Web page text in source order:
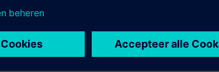
: 11 93 00 205 93
des missions techniques auprès des entreprises, formés
de leurs compétences théoriques, pratiques, et